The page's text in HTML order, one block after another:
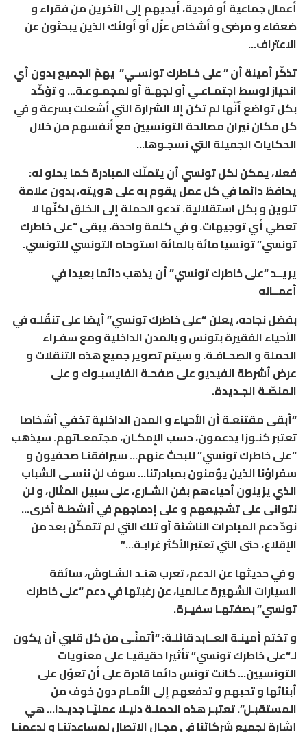
أعمال جماعية أوفردية، أيديهم إلى الآخرين من فقراء و
ضعفاء و مرضى و أشخاص عزّل أو أولئك الذين يبحثون عن
الاعتراف…
تذكّرأمينةأن” على خـاطرك تونسـي” يهمّ الجميع بدون أي
انحياز لوسط اجتمـاعـي أو لجهـة أو لمجمـوعـة… و تؤكّد
بكل تواضع أنّها لم تكن إلا الشرارة التي أشعلت بسرعة و في
كل مكان نيران مصالحة التونسيين مع أنفسهم من خلال
الحكايات الجميلة التي نسجـوها…
فعلا، يمكن لكل تونسي أن يتملّك المبادرة كما يحلو له:
يحافظ دائما في كل عمل يقوم به على هويته، بدون علامة
تلوين و بكل استقلالية. تدعو الحملة إلى الخلق لكنّها لا
تعطي أي توجيهات. و في كلمة واحدة، يبقى“على خاطرك
تونسي”تونسيا مائة بالمائة استوحاه التونسي للتونسي.
يريــد “على خاطرك تونسي” أن يذهب دائما بعيدا في
أعمــاله
بفضل نجاحه،يعلن“على خاطرك تونسي”أيضا على تنقّلـه في
الأحياء الفقيرة بتونس و بالمدن الداخلية ومع سفـراء
الحملة و الصحـافـة. و سيتم تصوير جميع هذه التنقلات و
عرض أشرطة الفيديو على صفحـة الفايسبـوك و على
المنصّـة الجـديدة.
“أبقى مقتنعـة أن الأحياء و المدن الداخلية تخفي أشخاصا
تعتبر كنـوزا يدعمون، حسب الإمكـان، مجتمعـاتهم. سيذهب
“على خاطرك تونسي”للبحث عنهم… سيرافقنـا صحفيون و
سفراؤنا الذين يؤمنون بمبادرتنا… سوف لن ننسـى الشباب
الذي يزينون أحياءهم بفن الشـارع، على سبيل المثال، و لن
نتوانى على تشجيعهم و على إدماجهم في أنشطـة أخرى…
نودّ دعم المبادرات الناشئة أو تلك التي لم تتمكّن بعد من
الإقلاع، حتى التي تعتبرالأكثر غرابـة…”
و في حديثها عن الدعم، تعربهنـدالشـاوش،سائقة
السيارات الشهيرة عـالميا، عن رغبتها في دعم“على خاطرك
تونسي” بصفتهـا سفيـرة.
و تختمأمينـة العــابدقائلـة: “أتمنّـى من كل قلبي أن يكون
لـ“على خاطرك تونسي” تأثيرا حقيقيـا على معنويات
التونسيين… كانت تونس دائما قادرة على أن تعوّل على
أبنائها و تحبهم و تدفعهم إلى الأمـام دون خوف من
المستقبـل”. تعتبـر هذه الحملـة دليـلا عمليّـا جديـدا… هي
إشارة لجميع شركائنا في مجـال الاتصال لمساعدتنـا و لدعمنـا